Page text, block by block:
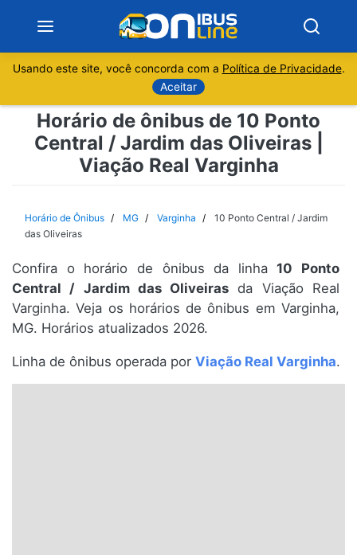
Sobre
Minas Gerais
Espírito Santo
Paraná
Santa Catarina
Usando este site, você concorda com a Política de Privacidade.
Aceitar
Horário de ônibus de 10 Ponto
Central / Jardim das Oliveiras |
Viação Real Varginha
Horário de Ônibus MG Varginha
10 Ponto Central / Jardim
das Oliveiras
Confira o horário de ônibus da linha10 Ponto
Central / Jardim das Oliveiras da Viação Real
Varginha. Veja os horários de ônibus em Varginha,
MG. Horários atualizados 2026.
Linha de ônibus operada por Viação Real Varginha.